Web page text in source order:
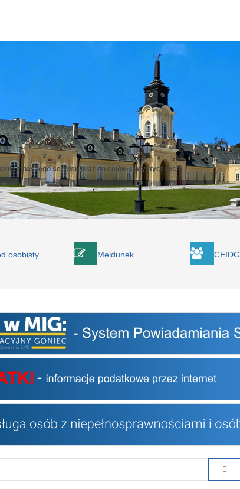
z naszego serwisu oraz do celów statystycznych.
to.
osobisty Meldunek CEIDG